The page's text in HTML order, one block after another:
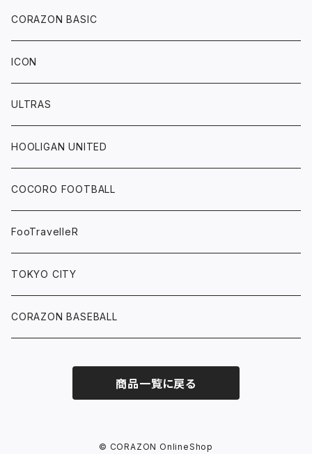
CORAZON BASIC
ICON
ULTRAS
HOOLIGAN UNITED
COCORO FOOTBALL
FooTravelleR
TOKYO CITY
CORAZON BASEBALL
商品一覧に戻る
© CORAZON OnlineShop